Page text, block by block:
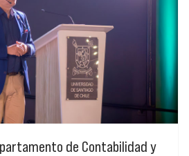
de Contabilidad y